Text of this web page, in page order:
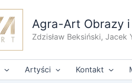
Agra-Art Obrazy
Zdzisław Beksiński, Jacek
Artyści Kontakt